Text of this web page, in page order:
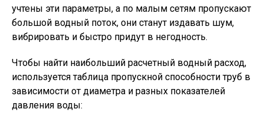
учтены эти параметры, а по малым сетям пропускают
большой водный поток, они станут издавать шум,
вибрировать и быстро придут в негодность.
Чтобы найти наибольший расчетный водный расход,
используется таблица пропускной способности труб в
зависимости от диаметра и разных показателей
давления воды: